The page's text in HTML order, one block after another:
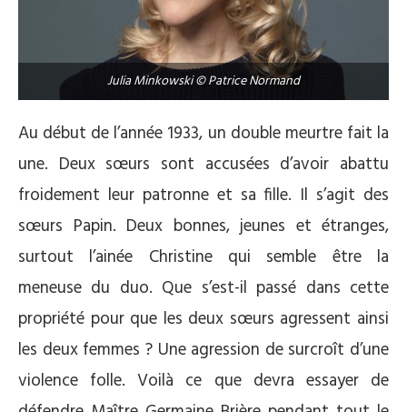
Julia Minkowski © Patrice Normand
Au début de l’année 1933, un double meurtre fait la
une. Deux sœurs sont accusées d’avoir abattu
froidement leur patronne et sa fille. Il s’agit des
sœurs Papin. Deux bonnes, jeunes et étranges,
surtout l’ainée Christine qui semble être la
meneuse du duo. Que s’est-il passé dans cette
propriété pour que les deux sœurs agressent ainsi
les deux femmes ? Une agression de surcroît d’une
violence folle. Voilà ce que devra essayer de